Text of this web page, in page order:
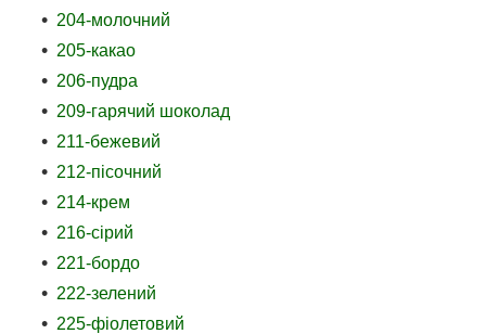
204-молочний
205-какао
206-пудра
209-гарячий шоколад
211-бежевий
212-пісочний
214-крем
216-сірий
221-бордо
222-зелений
225-фіолетовий